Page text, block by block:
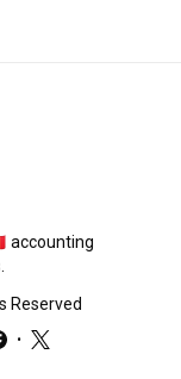
accounting
Reserved
•